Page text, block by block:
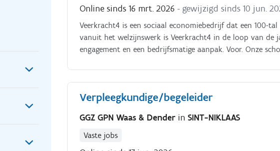
Online sinds 16 mrt. 2026 - gewijzigd sinds 10 jun.
Veerkracht4 is een sociaal economiebedrijf dat een 100-
vanuit het welzijnswerk is Veerkracht4 in de loop van de
engagement en een bedrijfsmatige aanpak. Voor. Onze
dagdagelijks tot een goed einde brengt Je werkt mee op
plant en organiseert de werklvoer, je overlegt met onze
doelgroepmederwerkers te evalueren Je werkt ook mee op
Verpleegkundige/begeleider
GGZ GPN Waas & Dender inSINT-NIKLAAS
Vaste jobs